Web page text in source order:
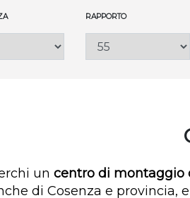
RAPPORTO
uncentro di montaggio
di Cosenza e provincia,